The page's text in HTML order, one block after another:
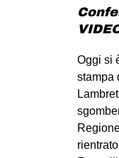
Oggi si
stampa